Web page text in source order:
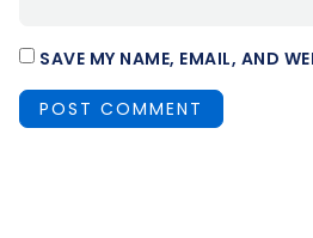
SAVE MY NAME, EMAIL, AND